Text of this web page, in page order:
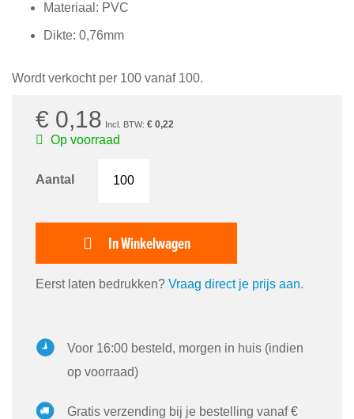
Materiaal: PVC
Dikte: 0,76mm
Wordt verkocht per 100 vanaf 100.
€ 0,18 € 0,22
Op voorraad
Aantal
In Winkelwagen
Eerst laten bedrukken? Vraag direct je prijs aan.
Voor 16:00 besteld, morgen in huis (indien
op voorraad)
Gratis verzending bij je bestelling vanaf €
gallerij